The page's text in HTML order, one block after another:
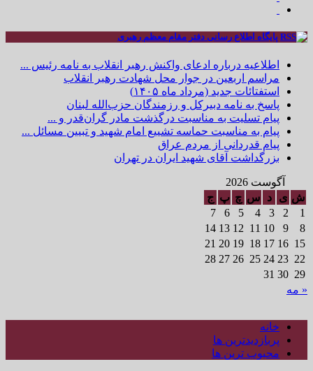
پایگاه اطلاع رسانی دفتر مقام معظم رهبری
اطلاعیه درباره ادعای واکنش رهبر انقلاب به نامه رئیس ...
مراسم اربعین در جوار محل شهادت رهبر انقلاب
استفتائات جدید (مرداد ماه ۱۴۰۵)
پاسخ به نامه دبیرکل و رزمندگان حزب‌الله لبنان
پیام تسلیت به مناسبت درگذشت مادر گران‌قدر و ...
پیام به مناسبت حماسه تشییع امام شهید و تبیین مسائل ...
پیام قدردانی از مردم عراق
بزرگداشت آقای شهید ایران در تهران
آگوست 2026
ش ی د س چ پ ج
1
2
3
4
5
6
7
8
9
10
11
12
13
14
15
16
17
18
19
20
21
22
23
24
25
26
27
28
29
30
31
« مه
خانه
پربازدیدترین ها
محبوب ترین ها